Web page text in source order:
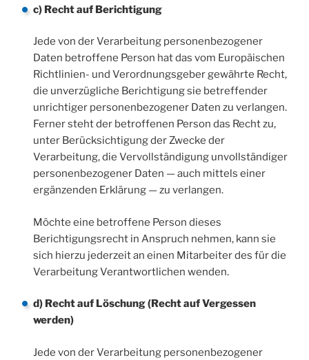
c) Recht auf Berichtigung
Jede von der Verarbeitung personenbezogener
Daten betroffene Person hat das vom Europäischen
Richtlinien- und Verordnungsgeber gewährte Recht,
die unverzügliche Berichtigung sie betreffender
unrichtiger personenbezogener Daten zu verlangen.
Ferner steht der betroffenen Person das Recht zu,
unter Berücksichtigung der Zwecke der
Verarbeitung, die Vervollständigung unvollständiger
personenbezogener Daten — auch mittels einer
ergänzenden Erklärung — zu verlangen.
Möchte eine betroffene Person dieses
Berichtigungsrecht in Anspruch nehmen, kann sie
sich hierzu jederzeit an einen Mitarbeiter des für die
Verarbeitung Verantwortlichen wenden.
d) Recht auf Löschung (Recht auf Vergessen
werden)
Jede von der Verarbeitung personenbezogener